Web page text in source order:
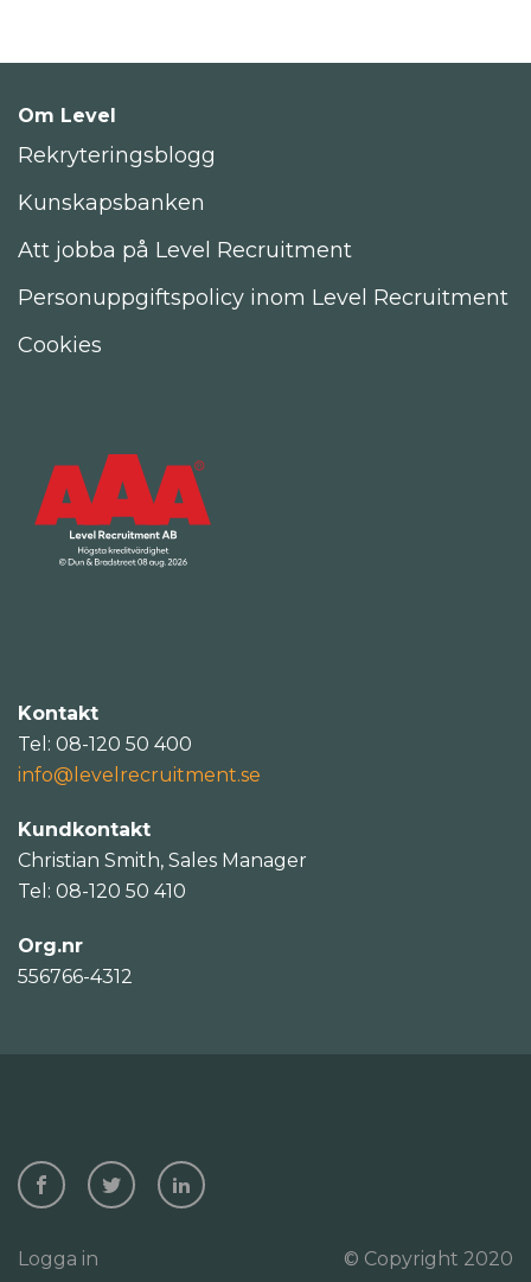
Om Level
Rekryteringsblogg
Kunskapsbanken
Att jobba på Level Recruitment
Personuppgiftspolicy inom Level Recruitment
Cookies
Kontakt
Tel: 08-120 50 400
info@levelrecruitment.se
Kundkontakt
Christian Smith, Sales Manager
Tel: 08-120 50 410
Org.nr
556766-4312
Logga in © Copyright 2020